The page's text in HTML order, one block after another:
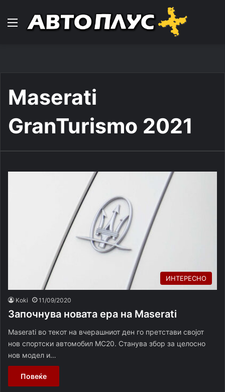
Навигација
Maserati
GranTurismo 2021
ИНТЕРЕСНО
Koki 11/09/2020
Започнува новата ера на Maserati
Maserati во текот на вчерашниот ден го претстави својот
нов спортски автомобил MC20. Станува збор за целосно
нов модел и…
Повеќе